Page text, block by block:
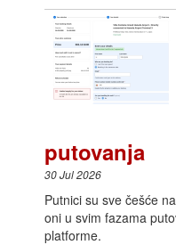
putovanja
30 Jul 2026
Putnici su sve češće
oni u svim fazama
platforme.